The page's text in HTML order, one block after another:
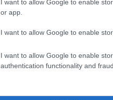
I want to allow Google to enable
or app.
I want to allow Google to enable
I want to allow Google to enable
authentication functionality and